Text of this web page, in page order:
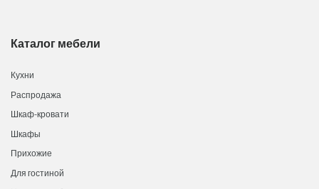
Каталог мебели
Кухни
Распродажа
Шкаф-кровати
Шкафы
Прихожие
Для гостиной